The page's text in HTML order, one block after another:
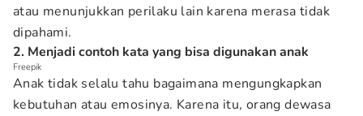
atau menunjukkan perilaku lain karena merasa tidak
dipahami.
2. Menjadi contoh kata yang bisa digunakan anak
Freepik
Anak tidak selalu tahu bagaimana mengungkapkan
kebutuhan atau emosinya. Karena itu, orang dewasa